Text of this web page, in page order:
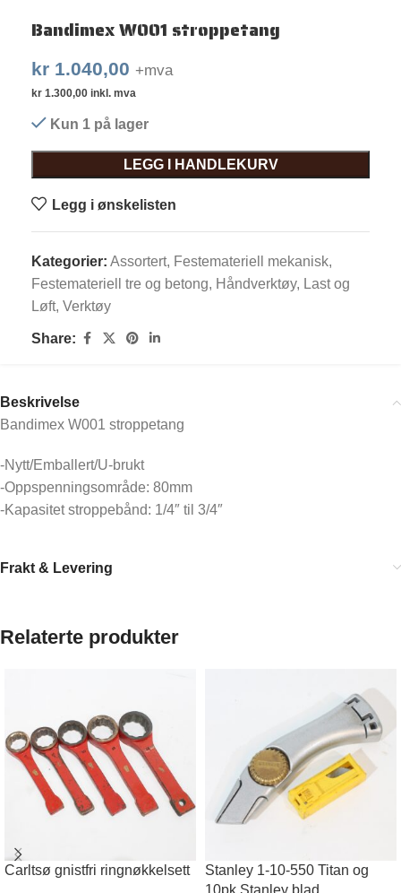
Bandimex W001 stroppetang
kr 1.040,00 +mva
kr 1.300,00 inkl. mva
Kun 1 på lager
LEGG I HANDLEKURV
Legg i ønskelisten
Kategorier: Assortert, Festemateriell mekanisk,
Festemateriell tre og betong, Håndverktøy, Last og
Løft, Verktøy
Share:
Beskrivelse
Bandimex W001 stroppetang
-Nytt/Emballert/U-brukt
-Oppspenningsområde: 80mm
-Kapasitet stroppebånd: 1/4″ til 3/4″
Frakt & Levering
Relaterte produkter
Carltsø gnistfri ringnøkkelsett
Stanley 1-10-550 Titan og